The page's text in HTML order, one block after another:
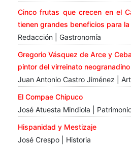
Cinco frutas que crecen en el
tienen grandes beneficios para la
Redacción | Gastronomía
Gregorio Vásquez de Arce y
pintor del virreinato neogranadino
Juan Antonio Castro Jiménez |
El Compae Chipuco
José Atuesta Mindiola |
Hispanidad y Mestizaje
José Crespo | Historia